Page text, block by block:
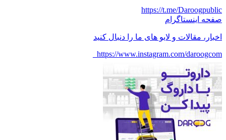
https://t.me/Daroogpublic
صفحه اینستاگرام
اخبار، مقالات و لایو های ما را دنبال کنید
https://www.instagram.com/daroogcom_